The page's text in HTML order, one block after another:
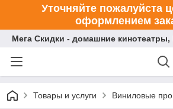
Уточняйте пожалуйста
оформлением
Мега Скидки - домашние
Товары и услуги Виниловые